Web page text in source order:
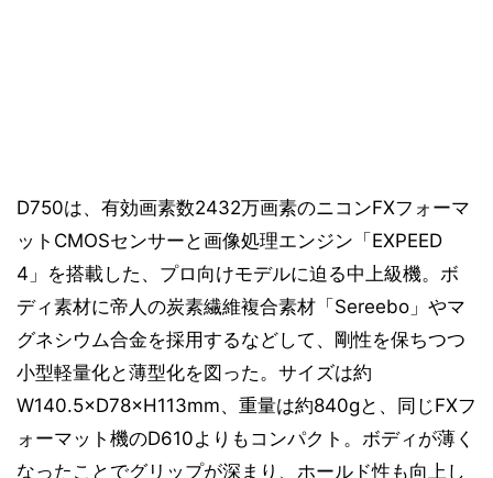
D750は、有効画素数2432万画素のニコンFXフォーマ
ットCMOSセンサーと画像処理エンジン「EXPEED
4」を搭載した、プロ向けモデルに迫る中上級機。ボ
ディ素材に帝人の炭素繊維複合素材「Sereebo」やマ
グネシウム合金を採用するなどして、剛性を保ちつつ
小型軽量化と薄型化を図った。サイズは約
W140.5×D78×H113mm、重量は約840gと、同じFXフ
ォーマット機のD610よりもコンパクト。ボディが薄く
なったことでグリップが深まり、ホールド性も向上し